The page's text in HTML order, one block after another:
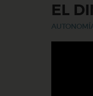
EL